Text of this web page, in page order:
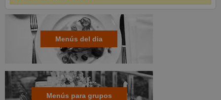
Menús del dia
Menús para grupos